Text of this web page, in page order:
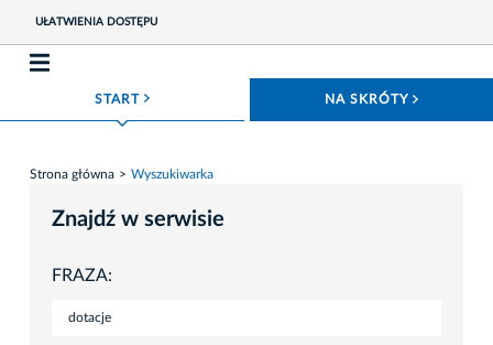
UŁATWIENIA DOSTĘPU
START ROZWIŃ MENU NA SKRÓTY
Strona główna Wyszukiwarka
Znajdź w serwisie
FRAZA: